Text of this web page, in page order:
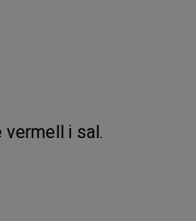
vermell i sal.